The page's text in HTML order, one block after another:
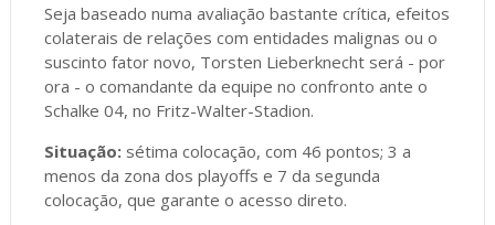
Seja baseado numa avaliação bastante crítica, efeitos
colaterais de relações com entidades malignas ou o
suscinto fator novo, Torsten Lieberknecht será - por
ora - o comandante da equipe no confronto ante o
Schalke 04, no Fritz-Walter-Stadion.
Situação:sétima colocação, com 46 pontos; 3 a
menos da zona dos playoffs e 7 da segunda
colocação, que garante o acesso direto.